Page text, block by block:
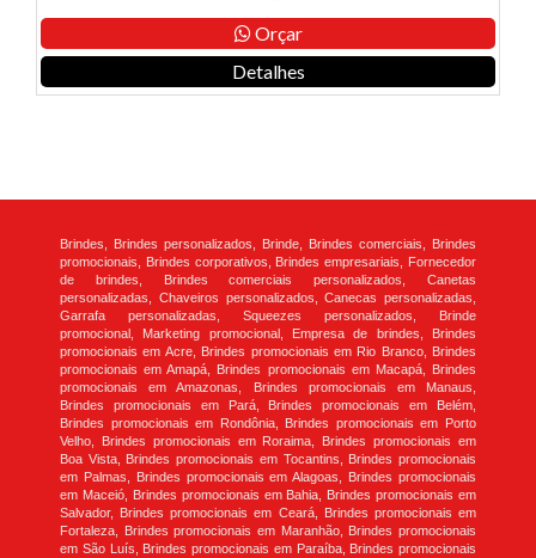
Orçar
Detalhes
Brindes, Brindes personalizados, Brinde, Brindes comerciais, Brindes
promocionais, Brindes corporativos, Brindes empresariais, Fornecedor
de brindes, Brindes comerciais personalizados, Canetas
personalizadas, Chaveiros personalizados, Canecas personalizadas,
Garrafa personalizadas, Squeezes personalizados, Brinde
promocional, Marketing promocional, Empresa de brindes, Brindes
promocionais em Acre, Brindes promocionais em Rio Branco, Brindes
promocionais em Amapá, Brindes promocionais em Macapá, Brindes
promocionais em Amazonas, Brindes promocionais em Manaus,
Brindes promocionais em Pará, Brindes promocionais em Belém,
Brindes promocionais em Rondônia, Brindes promocionais em Porto
Velho, Brindes promocionais em Roraima, Brindes promocionais em
Boa Vista, Brindes promocionais em Tocantins, Brindes promocionais
em Palmas, Brindes promocionais em Alagoas, Brindes promocionais
em Maceió, Brindes promocionais em Bahia, Brindes promocionais em
Salvador, Brindes promocionais em Ceará, Brindes promocionais em
Fortaleza, Brindes promocionais em Maranhão, Brindes promocionais
em São Luís, Brindes promocionais em Paraíba, Brindes promocionais